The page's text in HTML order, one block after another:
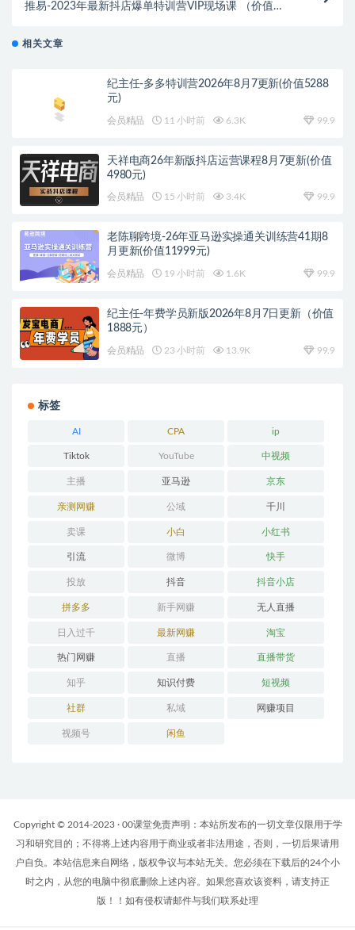
推易-2023年最新抖店爆单特训营VIP现场课 （价值
相关文章
纪主任-多多特训营2026年8月7更新(价值5288
元)
会员精品 11 小时前 6.3K 99.9
天祥电商26年新版抖店运营课程8月7更新(价值
4980元)
会员精品 15 小时前 3.4K 99.9
老陈聊跨境-26年亚马逊实操通关训练营41期8
月更新(价值11999元)
会员精品 19 小时前 1.6K 99.9
纪主任-年费学员新版2026年8月7日更新（价值
1888元）
会员精品 23 小时前 13.9K 99.9
标签
AI CPA ip
Tiktok YouTube 中视频
主播 亚马逊 京东
亲测网赚 公域 千川
卖课 小白 小红书
引流 微博 快手
投放 抖音 抖音小店
拼多多 新手网赚 无人直播
日入过千 最新网赚 淘宝
热门网赚 直播 直播带货
知乎 知识付费 短视频
社群 私域 网赚项目
视频号 闲鱼
Copyright © 2014-2023 · 00课堂免责声明：本站所发布的一切文章仅限用于学
习和研究目的；不得将上述内容用于商业或者非法用途，否则，一切后果请用
户自负。本站信息来自网络，版权争议与本站无关。您必须在下载后的24个小
时之内，从您的电脑中彻底删除上述内容。如果您喜欢该资料，请支持正
版！！如有侵权请邮件与我们联系处理